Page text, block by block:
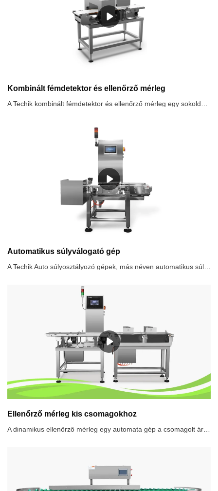
Kombinált fémdetektor és ellenőrző mérleg
A Techik kombinált fémdetektor és ellenőrző mérleg egy sokoldalú és hatékony megoldás, amelyet különféle iparágakban, például élelmiszer-feldolgozásban, gyógyszeriparban és gyártásban használnak.. Ez az eszköz egyetlen egységben egyesíti a fémdetektor és az ellenőrző mérleg funkcióit, ésszerűsíti a minőség-ellenőrzési folyamatot, és biztosítja a termék biztonságát és pontosságát..
Automatikus súlyválogató gép
Ellenőrző mérleg kis csomagokhoz